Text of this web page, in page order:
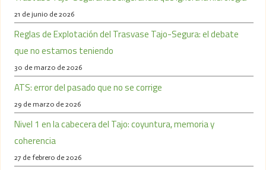
21 de junio de 2026
Reglas de Explotación del Trasvase Tajo-Segura: el debate
que no estamos teniendo
30 de marzo de 2026
ATS: error del pasado que no se corrige
29 de marzo de 2026
Nivel 1 en la cabecera del Tajo: coyuntura, memoria y
coherencia
27 de febrero de 2026